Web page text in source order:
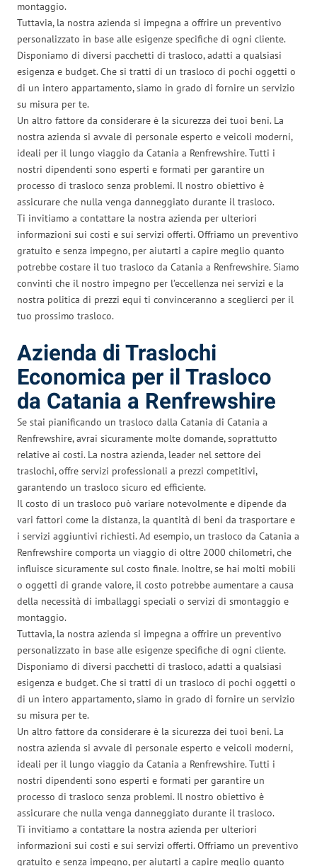
montaggio.
Tuttavia, la nostra azienda si impegna a offrire un preventivo
personalizzato in base alle esigenze specifiche di ogni cliente.
Disponiamo di diversi pacchetti di trasloco, adatti a qualsiasi
esigenza e budget. Che si tratti di un trasloco di pochi oggetti o
di un intero appartamento, siamo in grado di fornire un servizio
su misura per te.
Un altro fattore da considerare è la sicurezza dei tuoi beni. La
nostra azienda si avvale di personale esperto e veicoli moderni,
ideali per il lungo viaggio da Catania a Renfrewshire. Tutti i
nostri dipendenti sono esperti e formati per garantire un
processo di trasloco senza problemi. Il nostro obiettivo è
assicurare che nulla venga danneggiato durante il trasloco.
Ti invitiamo a contattare la nostra azienda per ulteriori
informazioni sui costi e sui servizi offerti. Offriamo un preventivo
gratuito e senza impegno, per aiutarti a capire meglio quanto
potrebbe costare il tuo trasloco da Catania a Renfrewshire. Siamo
convinti che il nostro impegno per l’eccellenza nei servizi e la
nostra politica di prezzi equi ti convinceranno a sceglierci per il
tuo prossimo trasloco.
Azienda di Traslochi
Economica per il Trasloco
da Catania a Renfrewshire
Se stai pianificando un trasloco dalla Catania di Catania a
Renfrewshire, avrai sicuramente molte domande, soprattutto
relative ai costi. La nostra azienda, leader nel settore dei
traslochi, offre servizi professionali a prezzi competitivi,
garantendo un trasloco sicuro ed efficiente.
Il costo di un trasloco può variare notevolmente e dipende da
vari fattori come la distanza, la quantità di beni da trasportare e
i servizi aggiuntivi richiesti. Ad esempio, un trasloco da Catania a
Renfrewshire comporta un viaggio di oltre 2000 chilometri, che
influisce sicuramente sul costo finale. Inoltre, se hai molti mobili
o oggetti di grande valore, il costo potrebbe aumentare a causa
della necessità di imballaggi speciali o servizi di smontaggio e
montaggio.
Tuttavia, la nostra azienda si impegna a offrire un preventivo
personalizzato in base alle esigenze specifiche di ogni cliente.
Disponiamo di diversi pacchetti di trasloco, adatti a qualsiasi
esigenza e budget. Che si tratti di un trasloco di pochi oggetti o
di un intero appartamento, siamo in grado di fornire un servizio
su misura per te.
Un altro fattore da considerare è la sicurezza dei tuoi beni. La
nostra azienda si avvale di personale esperto e veicoli moderni,
ideali per il lungo viaggio da Catania a Renfrewshire. Tutti i
nostri dipendenti sono esperti e formati per garantire un
processo di trasloco senza problemi. Il nostro obiettivo è
assicurare che nulla venga danneggiato durante il trasloco.
Ti invitiamo a contattare la nostra azienda per ulteriori
informazioni sui costi e sui servizi offerti. Offriamo un preventivo
gratuito e senza impegno, per aiutarti a capire meglio quanto